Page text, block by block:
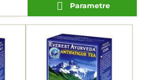
Parametre